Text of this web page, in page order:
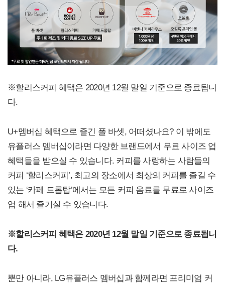
※할리스커피 혜택은 2020년 12월 말일 기준으로 종료됩니
다.
U+멤버십 혜택으로 즐긴 폴 바셋, 어떠셨나요? 이 밖에도
유플러스 멤버십이라면 다양한 브랜드에서 무료 사이즈 업
혜택들을 받으실 수 있습니다. 커피를 사랑하는 사람들의
커피 ‘할리스커피’, 최고의 장소에서 최상의 커피를 즐길 수
있는 ‘카페 드롭탑’에서는 모든 커피 음료를 무료로 사이즈
업 해서 즐기실 수 있습니다.
※할리스커피 혜택은 2020년 12월 말일 기준으로 종료됩니
다.
뿐만 아니라, LG유플러스 멤버십과 함께라면 프리미엄 커